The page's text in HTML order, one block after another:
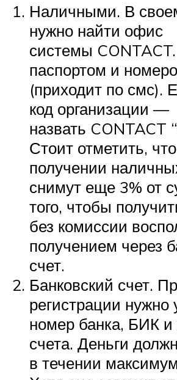
Наличными. В
нужно найти офис
системы
паспортом и
(приходит по смс).
код организации —
назвать CONTACT
Стоит отметить,
получении
снимут еще 3% от
того, чтобы
без комиссии
получением через
счет.
Банковский счет.
регистрации нужно
номер банка, БИК
счета. Деньги
в течении